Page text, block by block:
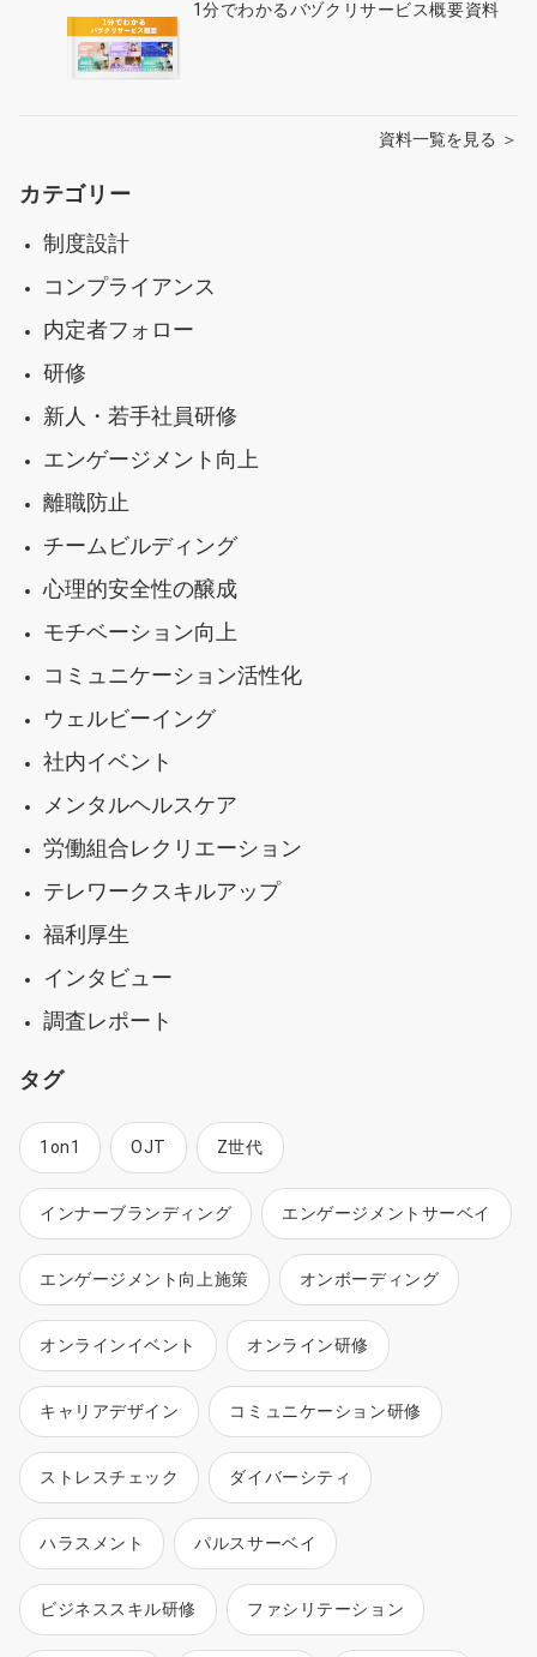
1分でわかるバヅクリサービス概要資料
資料一覧を見る ＞
カテゴリー
制度設計
コンプライアンス
内定者フォロー
研修
新人・若手社員研修
エンゲージメント向上
離職防止
チームビルディング
心理的安全性の醸成
モチベーション向上
コミュニケーション活性化
ウェルビーイング
社内イベント
メンタルヘルスケア
労働組合レクリエーション
テレワークスキルアップ
福利厚生
インタビュー
調査レポート
タグ
1on1 OJT Z世代
インナーブランディング エンゲージメントサーベイ
エンゲージメント向上施策 オンボーディング
オンラインイベント オンライン研修
キャリアデザイン コミュニケーション研修
ストレスチェック ダイバーシティ
ハラスメント パルスサーベイ
ビジネススキル研修 ファシリテーション